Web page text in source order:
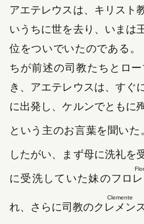
アエテレウスは、キリスト
いうちに世を去り、いまは
位をついでいたのである
ちが前述の司教たちとロ
き、アエテレウスは、すぐ
に出発し、ケルンでともに
という主のお言葉を聞いた
したがい、まず母に洗礼を
に受洗していた妹のフロ
れ、さらに司教のクレメンス
Clemente